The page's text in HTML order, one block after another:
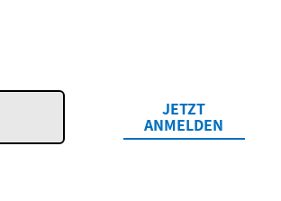
JETZT
ANMELDEN